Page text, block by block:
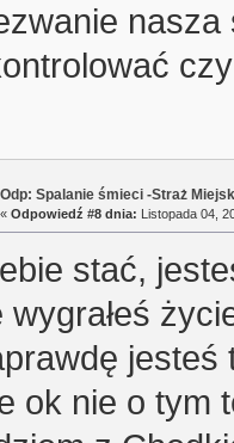
nasza
Odp: Spalanie śmieci -Straż
« Odpowiedź #8 dnia: Listopada 04,
stać,
wygrałeś
jesteś
ok nie o tym